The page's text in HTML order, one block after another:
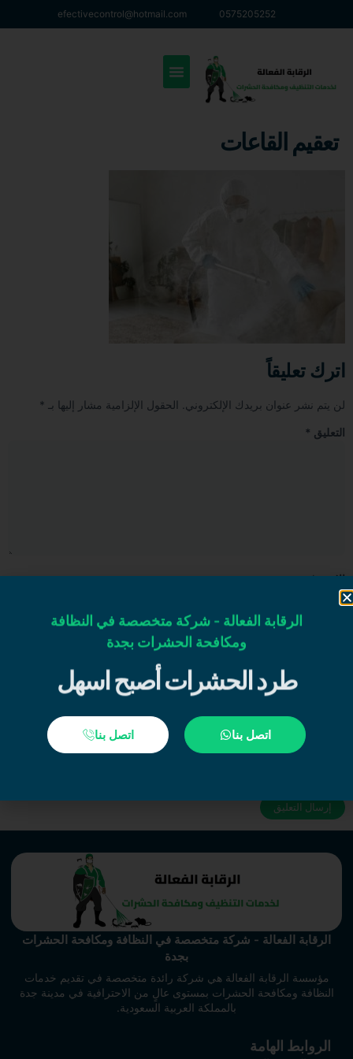
0575205252
efectivecontrol@hotmail.com
تعقيم القاعات
اترك تعليقاً
لن يتم نشر عنوان بريدك الإلكتروني. الحقول الإلزامية مشار إليها بـ *
التعليق *
الاسم*
البريد الإلكتروني
الموقع الإلكتروني
الرقابة الفعالة - شركة متخصصة في النظافة ومكافحة الحشرات
بجدة
مؤسسة الرقابة الفعالة هي شركة رائدة متخصصة في تقديم خدمات
النظافة ومكافحة الحشرات بمستوى عالٍ من الاحترافية في مدينة جدة
بالمملكة العربية السعودية.
الروابط الهامة
الرقابة الفعالة - شركة متخصصة في النظافة
ومكافحة الحشرات بجدة
طرد الحشرات أصبح اسهل
اتصل بنا اتصل بنا